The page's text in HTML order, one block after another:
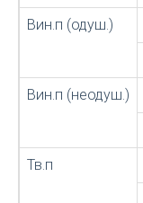
Вин.п (одуш.)
Вин.п (неодуш.)
Тв.п